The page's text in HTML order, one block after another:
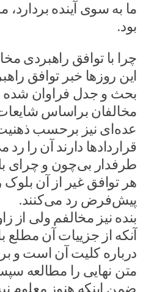
ما به سوی آینده
بود.
چرا با توافق راهبردی
این روزها خبر توافق
بحث و جدل فراوان شده
مخالفان براساس
عده‌ای نیز برحسب
قراردادها دارند آن را رد
طرفدار بی‌چون و چرای
هر توافق غیر از آن
پیش‌فرض رد می‌کنند.
بنده نیز مخالفم ولی از
آنکه از جزییات آن
درباره کلیت آن است و
متن نهایی را مطالعه
ضمن اینکه هنوز معلوم